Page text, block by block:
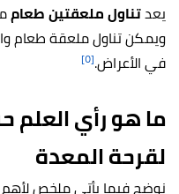
يعدتناول ملعقتين طعام
ويمكن تناول ملعقة طعام
في الأعراض.[٥]
ما هو رأي العلم
لقرحة المعدة
نوضح فيما يأتي ملخص لأهم